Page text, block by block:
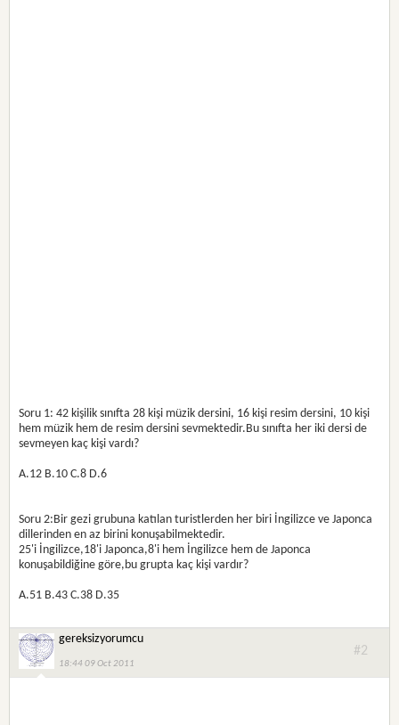
Soru 1: 42 kişilik sınıfta 28 kişi müzik dersini, 16 kişi resim dersini, 10 kişi
hem müzik hem de resim dersini sevmektedir.Bu sınıfta her iki dersi de
sevmeyen kaç kişi vardı?
A.12 B.10 C.8 D.6
Soru 2:Bir gezi grubuna katılan turistlerden her biri İngilizce ve Japonca
dillerinden en az birini konuşabilmektedir.
25'i İngilizce,18'i Japonca,8'i hem İngilizce hem de Japonca
konuşabildiğine göre,bu grupta kaç kişi vardır?
A.51 B.43 C.38 D.35
gereksizyorumcu
18:44 09 Oct 2011
#2